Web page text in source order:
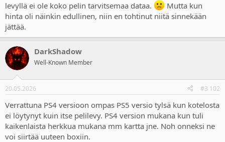
levyllä ei ole koko pelin tarvitsemaa dataa.
Mutta kun
hinta oli näinkin edullinen, niin en tohtinut niitä sinnekään
jättää.
DarkShadow
Well-Known Member
20.05.2026 #3 102
Verrattuna PS4 versioon ompas PS5 versio tylsä kun kotelosta
ei löytynyt kuin itse pelilevy. PS4 version mukana kun tuli
kaikenlaista herkkua mukana mm kartta jne. Noh onneksi ne
voi siirtää uuteen boxiin.